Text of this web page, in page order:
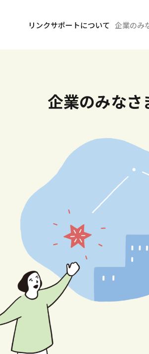
リンクサポートについて 企業のみ
企業のみなさ